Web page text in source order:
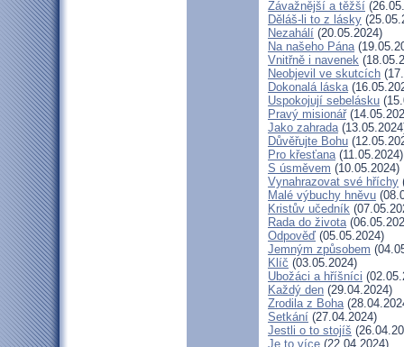
Závažnější a těžší
Děláš-li to z lásky
Nezahálí (20.05.2024)
Na našeho Pána
Vnitřně i navenek
Neobjevil ve skutcích
Dokonalá láska
Uspokojují sebelásku
Pravý misionář
Jako zahrada
Důvěřujte Bohu
Pro křesťana(11.05.2024)
S úsměvem (10.05.2024)
Vynahrazovat své hříchy
Malé výbuchy hněvu
Kristův učedník
Rada do života
Odpověď (05.05.2024)
Jemným způsobem
Klíč (03.05.2024)
Ubožáci a hříšníci
Každý den (29.04.2024)
Zrodila z Boha
Setkání (27.04.2024)
Jestli o to stojíš
Je to více (22.04.2024)